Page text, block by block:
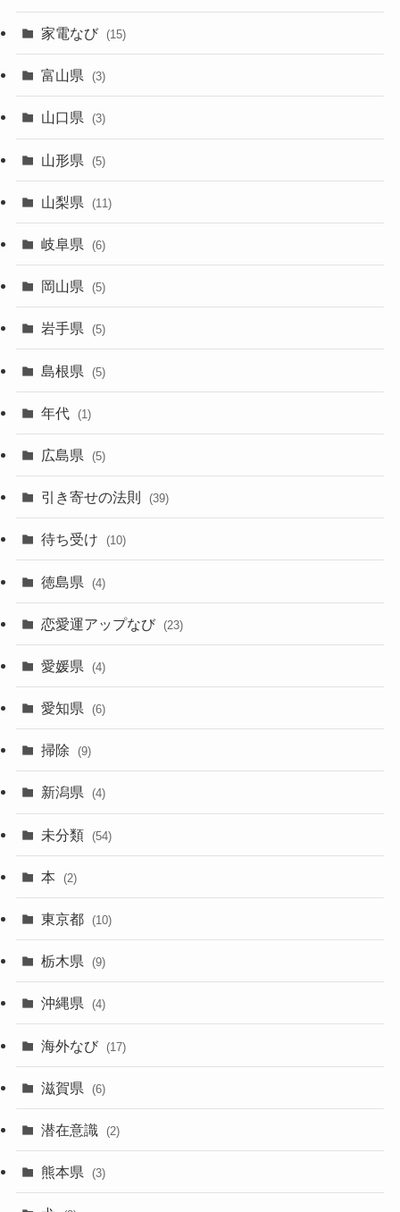
家電なび (15)
富山県 (3)
山口県 (3)
山形県 (5)
山梨県 (11)
岐阜県 (6)
岡山県 (5)
岩手県 (5)
島根県 (5)
年代 (1)
広島県 (5)
引き寄せの法則 (39)
待ち受け (10)
徳島県 (4)
恋愛運アップなび (23)
愛媛県 (4)
愛知県 (6)
掃除 (9)
新潟県 (4)
未分類 (54)
本 (2)
東京都 (10)
栃木県 (9)
沖縄県 (4)
海外なび (17)
滋賀県 (6)
潜在意識 (2)
熊本県 (3)